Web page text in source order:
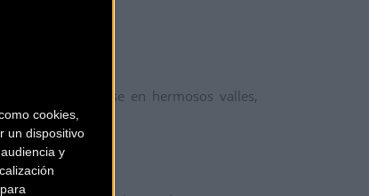
cookies,
un dispositivo
y
adentrarse en hermosos valles,